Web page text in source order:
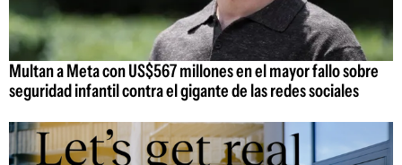
Multan a Meta con US$567 millones en el mayor fallo sobre
seguridad infantil contra el gigante de las redes sociales